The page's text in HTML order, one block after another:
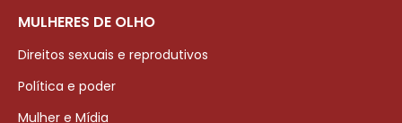
MULHERES DE OLHO
Direitos sexuais e reprodutivos
Política e poder
Mulher e Mídia